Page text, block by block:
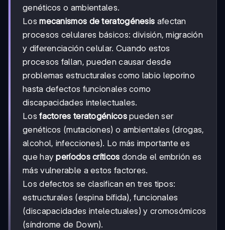
genéticos o ambientales.
Losmecanismos de teratogénesis afectan
procesos celulares básicos: división, migración
y diferenciación celular. Cuando estos
procesos fallan, pueden causar desde
problemas estructurales como labio leporino
hasta defectos funcionales como
discapacidades intelectuales.
Losfactores teratogénicospueden ser
genéticos (mutaciones) o ambientales (drogas,
alcohol, infecciones). Lo más importante es
que hayperíodos críticos donde el embrión es
más vulnerable a estos factores.
Los defectos se clasifican en tres tipos:
estructurales (espina bífida), funcionales
(discapacidades intelectuales) y cromosómicos
(síndrome de Down).